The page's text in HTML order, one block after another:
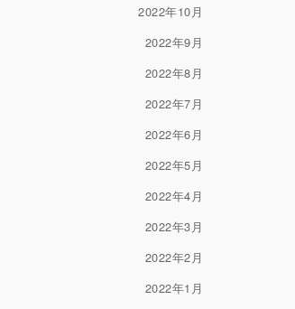
2022年10月
2022年9月
2022年8月
2022年7月
2022年6月
2022年5月
2022年4月
2022年3月
2022年2月
2022年1月